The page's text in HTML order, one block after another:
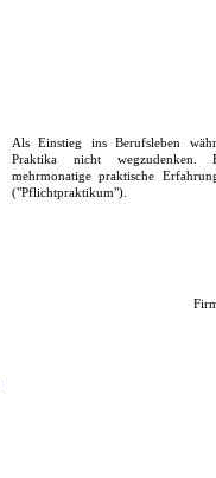
Als Einstieg ins Berufsleben
Praktika nicht wegzudenken.
mehrmonatige praktische
("Pflichtpraktikum").